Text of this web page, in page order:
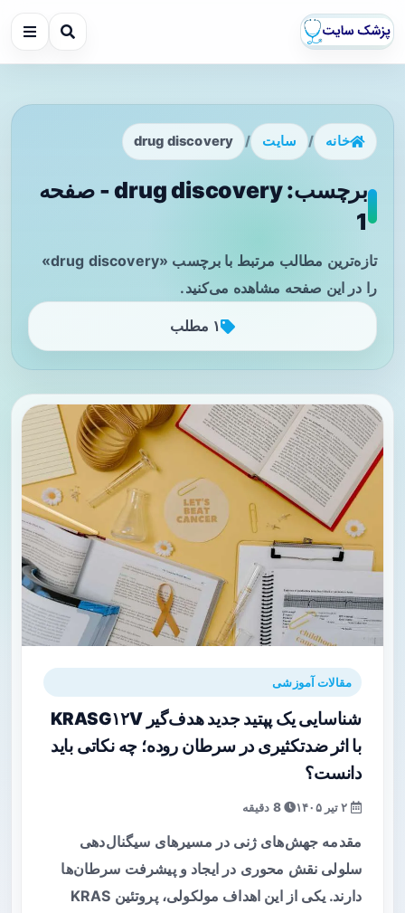
خانه / سایت /
drug discovery
برچسب: drug discovery - صفحه
1
تازه‌ترین مطالب مرتبط با برچسب «drug discovery»
را در این صفحه مشاهده می‌کنید.
۱ مطلب
مقالات آموزشی
شناسایی یک پپتید جدید هدف‌گیر KRASG۱۲V
با اثر ضدتکثیری در سرطان روده؛ چه نکاتی باید
دانست؟
8 دقیقه
مقدمه جهش‌های ژنی در مسیرهای سیگنال‌دهی
سلولی نقش محوری در ایجاد و پیشرفت سرطان‌ها
دارند. یکی از این اهداف مولکولی، پروتئین KRAS